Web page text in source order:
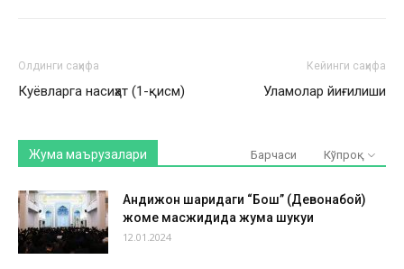
Олдинги саҳифа
Куёвларга насиҳат (1-қисм)
Кейинги саҳифа
Уламолар йиғилиши
Жума маърузалари Барчаси Кўпроқ
Андижон шаҳридаги “Бош” (Девонабой)
жоме масжидида жума шукуҳи
12.01.2024